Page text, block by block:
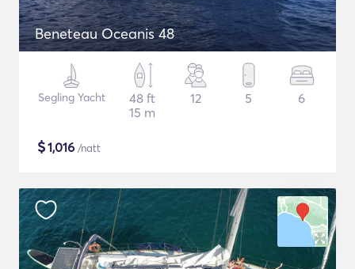
Beneteau Oceanis 48
Segling Yacht
48 ft
15 m
12 5 6
$1,016 /natt